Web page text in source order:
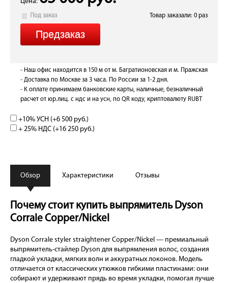
Под заказ Товар заказали: 0 раз
- Наш офис находится в 150 м от м. Багратионовская и м. Пражская
- Доставка по Москве за 3 часа. По России за 1-2 дня.
- К оплате принимаем банковские карты, наличные, безналичный
расчет от юр.лиц. с ндс и на усн, по QR коду, криптовалюту RUBT
+10% УСН (+6 500 руб.)
+ 25% НДС (+16 250 руб.)
Обзор Характеристики Отзывы
Почему стоит купить выпрямитель Dyson
Corrale Copper/Nickel
Dyson Corrale styler straightener Copper/Nickel — премиальный
выпрямитель-стайлер Dyson для выпрямления волос, создания
гладкой укладки, мягких волн и аккуратных локонов. Модель
отличается от классических утюжков гибкими пластинами: они
собирают и удерживают прядь во время укладки, помогая лучше